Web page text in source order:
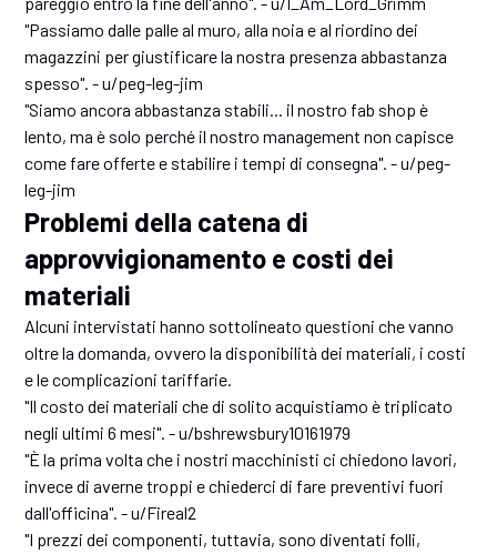
"Passiamo dalle palle al muro, alla noia e al riordino dei
magazzini per giustificare la nostra presenza abbastanza
spesso". - u/peg-leg-jim
"Siamo ancora abbastanza stabili... il nostro fab shop è
lento, ma è solo perché il nostro management non capisce
come fare offerte e stabilire i tempi di consegna". - u/peg-
leg-jim
Problemi della catena di
approvvigionamento e costi dei
materiali
Alcuni intervistati hanno sottolineato questioni che vanno
oltre la domanda, ovvero la disponibilità dei materiali, i costi
e le complicazioni tariffarie.
"Il costo dei materiali che di solito acquistiamo è triplicato
negli ultimi 6 mesi". - u/bshrewsbury10161979
"È la prima volta che i nostri macchinisti ci chiedono lavori,
invece di averne troppi e chiederci di fare preventivi fuori
dall'officina". - u/Fireal2
"I prezzi dei componenti, tuttavia, sono diventati folli,